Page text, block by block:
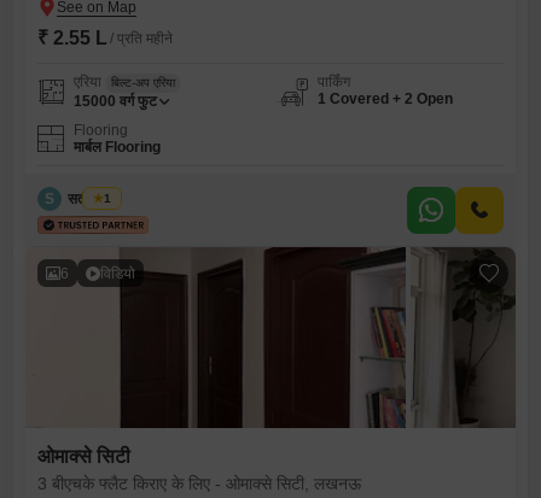
₹ 2.55 L / प्रति महीने
एरिया बिल्ट-अप एरिया
15000 वर्ग फुट
पार्किंग
1 Covered + 2 Open
Flooring
मार्बल Flooring
S सतीश चौबे
1
6 विडियो
ओमाक्से सिटी
3 बीएचके फ्लैट किराए के लिए - ओमाक्से सिटी, लखनऊ